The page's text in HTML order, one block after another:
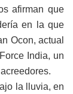
afirman que
en la que
Ocon, actual
India, un
la lluvia, en